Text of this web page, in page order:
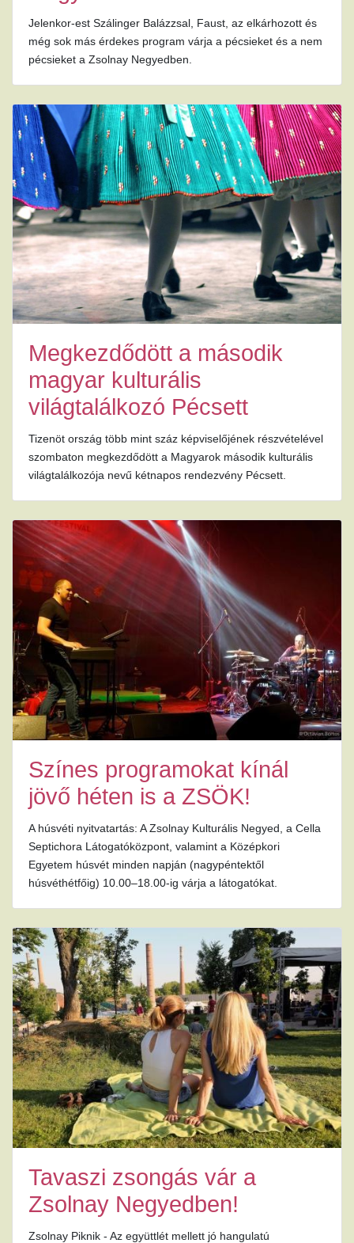
Jelenkor-est Szálinger Balázzsal, Faust, az elkárhozott és
még sok más érdekes program várja a pécsieket és a nem
pécsieket a Zsolnay Negyedben.
Megkezdődött a második
magyar kulturális
világtalálkozó Pécsett
Tizenöt ország több mint száz képviselőjének részvételével
szombaton megkezdődött a Magyarok második kulturális
világtalálkozója nevű kétnapos rendezvény Pécsett.
Színes programokat kínál
jövő héten is a ZSÖK!
A húsvéti nyitvatartás: A Zsolnay Kulturális Negyed, a Cella
Septichora Látogatóközpont, valamint a Középkori
Egyetem húsvét minden napján (nagypéntektől
húsvéthétfőig) 10.00–18.00-ig várja a látogatókat.
Tavaszi zsongás vár a
Zsolnay Negyedben!
Zsolnay Piknik - Az együttlét mellett jó hangulatú